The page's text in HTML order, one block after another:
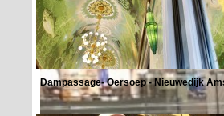
Dampassage- Oersoep - Nieuwedijk